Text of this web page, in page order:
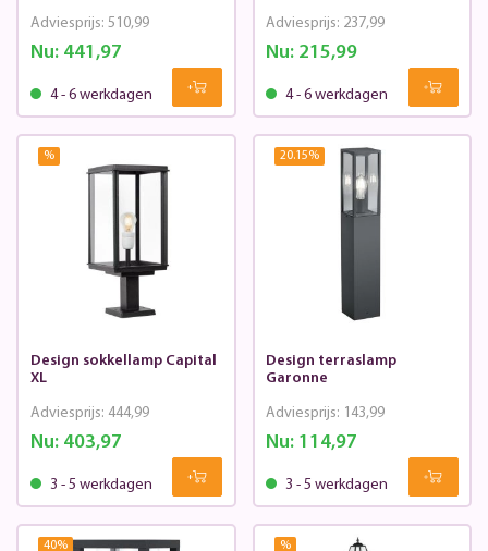
Nu:441,97
Adviesprijs: 510,99
4 - 6 werkdagen
Nu: 215,99
Adviesprijs: 237,99
4 - 6 werkdagen
%
Design sokkellamp Capital
XL
Nu:403,97
Adviesprijs: 444,99
3 - 5 werkdagen
20.15%
Design terraslamp
Garonne
Nu: 114,97
Adviesprijs: 143,99
3 - 5 werkdagen
40% %